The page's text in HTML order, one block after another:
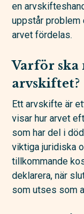
en
uppstår problem
arvet fördelas.
Varför ska
arvskiftet?
Ett arvskifte är
visar hur arvet
som har del i
viktiga juridiska
tillkommande
deklarera, när
som utses som